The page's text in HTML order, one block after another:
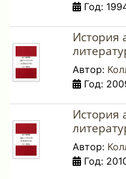
Год:
История
Автор:
Год:
История
Автор:
Год: